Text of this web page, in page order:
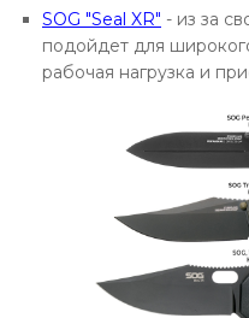
SOG "Seal XR" - из за
подойдет для
рабочая нагрузка и